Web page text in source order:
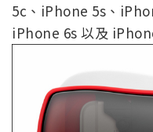
5c、iPhone 5s、
iPhone 6s 以及